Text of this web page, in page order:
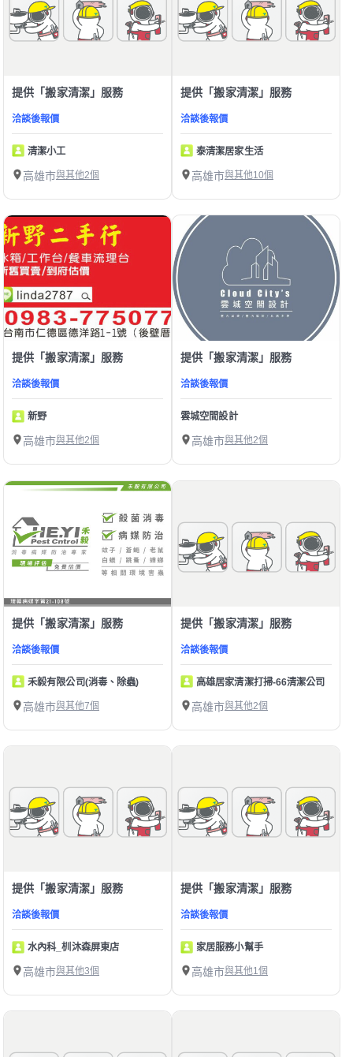
提供「搬家清潔」服務
洽談後報價
清潔小工
高雄市與其他2個
提供「搬家清潔」服務
洽談後報價
泰清潔居家生活
高雄市與其他10個
提供「搬家清潔」服務
洽談後報價
新野
高雄市與其他2個
提供「搬家清潔」服務
洽談後報價
雲城空間設計
高雄市與其他2個
提供「搬家清潔」服務
洽談後報價
禾毅有限公司(消毒、除蟲)
高雄市與其他7個
提供「搬家清潔」服務
洽談後報價
高雄居家清潔打掃-66清潔公司
高雄市與其他2個
提供「搬家清潔」服務
洽談後報價
水內科_杊沐森屏東店
高雄市與其他3個
提供「搬家清潔」服務
洽談後報價
家居服務小幫手
高雄市與其他1個